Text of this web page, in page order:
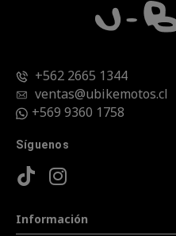
+562 2665 1344
ventas@ubikemotos.cl
+569 9360 1758
Síguenos
Información